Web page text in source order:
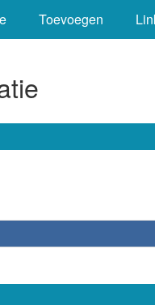
Toevoegen